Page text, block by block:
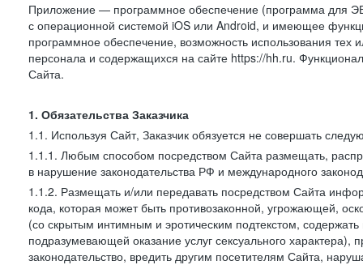
Приложение — программное обеспечение (программа для
с операционной системой iOS или Android, и имеющее
программное обеспечение, возможность использования
персонала и содержащихся на сайте https://hh.ru.
Сайта.
1. Обязательства Заказчика
1.1. Используя Сайт, Заказчик обязуется не совершать
1.1.1. Любым способом посредством Сайта размещать,
в нарушение законодательства РФ и международного
1.1.2. Размещать и/или передавать посредством Сайта
кода, которая может быть противозаконной, угрожающей,
(со скрытым интимным и эротическим подтекстом,
подразумевающей оказание услуг сексуального
законодательство, вредить другим посетителям Сайта,